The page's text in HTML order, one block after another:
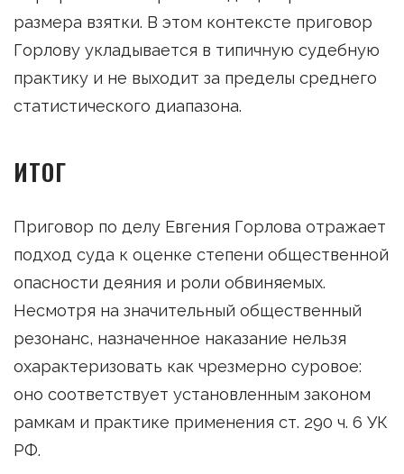
размера взятки. В этом контексте приговор
Горлову укладывается в типичную судебную
практику и не выходит за пределы среднего
статистического диапазона.
ИТОГ
Приговор по делу Евгения Горлова отражает
подход суда к оценке степени общественной
опасности деяния и роли обвиняемых.
Несмотря на значительный общественный
резонанс, назначенное наказание нельзя
охарактеризовать как чрезмерно суровое:
оно соответствует установленным законом
рамкам и практике применения ст. 290 ч. 6 УК
РФ.